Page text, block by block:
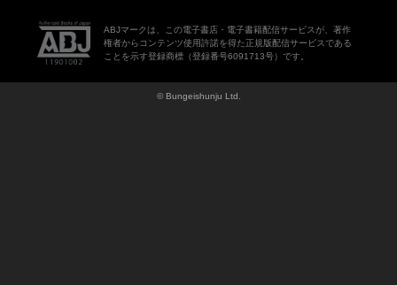
ABJマークは、この電子書店・電子書籍配信サービスが、著作
権者からコンテンツ使用許諾を得た正規版配信サービスである
ことを示す登録商標（登録番号6091713号）です。
© Bungeishunju Ltd.